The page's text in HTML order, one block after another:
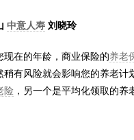
中意人寿 刘晓玲
在的年龄，商业保险的养老
稍有风险就会影响您的养老计
险 ，另一个是平均化领取的养